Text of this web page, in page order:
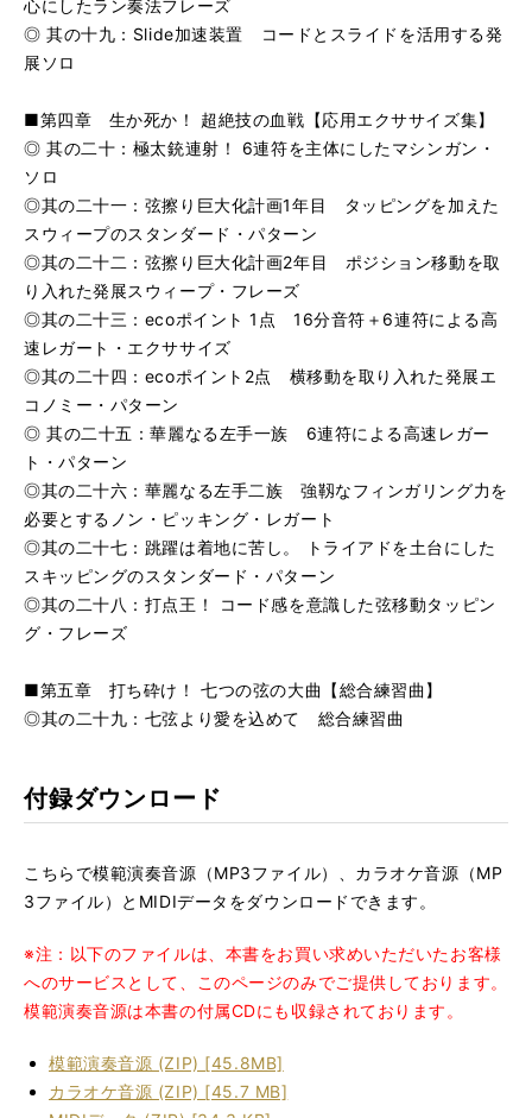
心にしたラン奏法フレーズ
◎ 其の十九：Slide加速装置 コードとスライドを活用する発
展ソロ
■第四章 生か死か！ 超絶技の血戦【応用エクササイズ集】
◎ 其の二十：極太銃連射！ 6連符を主体にしたマシンガン・
ソロ
◎其の二十一：弦擦り巨大化計画1年目 タッピングを加えた
スウィープのスタンダード・パターン
◎其の二十二：弦擦り巨大化計画2年目 ポジション移動を取
り入れた発展スウィープ・フレーズ
◎其の二十三：ecoポイント 1点 16分音符＋6連符による高
速レガート・エクササイズ
◎其の二十四：ecoポイント2点 横移動を取り入れた発展エ
コノミー・パターン
◎ 其の二十五：華麗なる左手一族 6連符による高速レガー
ト・パターン
◎其の二十六：華麗なる左手二族 強靱なフィンガリング力を
必要とするノン・ピッキング・レガート
◎其の二十七：跳躍は着地に苦し。 トライアドを土台にした
スキッピングのスタンダード・パターン
◎其の二十八：打点王！ コード感を意識した弦移動タッピン
グ・フレーズ
■第五章 打ち砕け！ 七つの弦の大曲【総合練習曲】
◎其の二十九：七弦より愛を込めて 総合練習曲
付録ダウンロード
こちらで模範演奏音源（MP3ファイル）、カラオケ音源（MP
3ファイル）とMIDIデータをダウンロードできます。
※注：以下のファイルは、本書をお買い求めいただいたお客様
へのサービスとして、このページのみでご提供しております。
模範演奏音源は本書の付属CDにも収録されております。
模範演奏音源 (ZIP) [45.8MB]
カラオケ音源 (ZIP) [45.7 MB]